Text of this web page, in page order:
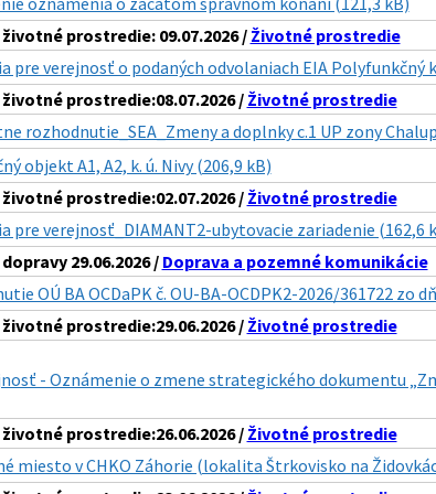
prostredie: 09.07.2026 / Životné prostredie
pre verejnosť o podaných odvolaniach EIA Polyfunkčný
prostredie:08.07.2026 / Životné prostredie
rozhodnutie_SEA_Zmeny a doplnky c.1 UP zony
objekt A1, A2, k. ú. Nivy (206,9 kB)
prostredie:02.07.2026 / Životné prostredie
pre verejnosť_DIAMANT2-ubytovacie zariadenie (162,6
29.06.2026 / Doprava a pozemné komunikácie
OÚ BA OCDaPK č. OU-BA-OCDPK2-2026/361722 zo
prostredie:29.06.2026 / Životné prostredie
- Oznámenie o zmene strategického dokumentu
prostredie:26.06.2026 / Životné prostredie
miesto v CHKO Záhorie (lokalita Štrkovisko na